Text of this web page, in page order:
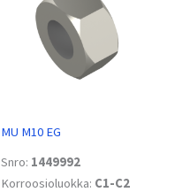
MU M10 EG
Snro: 1449992
Korroosioluokka: C1-C2